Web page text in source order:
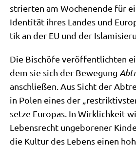
strier­ten am Wochen­en­de für
Iden­ti­tät ihres Lan­des und
tik an der EU und der
Die Bischö­fe ver­öf­fent­lich­ten
dem sie sich der Bewe­gung
anschlie­ßen. Aus Sicht der
in Polen eines der
set­ze Euro­pas. In Wirk­lich­keit
Lebens­recht unge­bo­re­ner
die Kul­tur des Lebens einen